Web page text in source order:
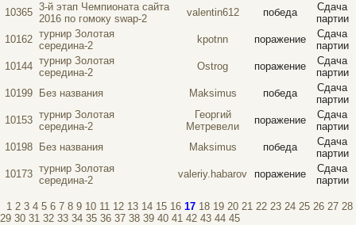
10365 3-й этап Чемпионата сайта
2016 по гомоку swap-2
valentin612 победа
Сдача
партии
10162 турнир Золотая
середина-2
kpotnn поражение
Сдача
партии
10144 турнир Золотая
середина-2
Ostrog поражение
Сдача
партии
10199
Без названия Maksimus победа
Сдача
партии
10153 турнир Золотая
середина-2
Георгий
Метревели
поражение
Сдача
партии
10198
Без названия Maksimus победа
Сдача
партии
10173 турнир Золотая
середина-2
valeriy.habarov поражение
Сдача
партии
1 2 3 4 5 6 7 8 9 10 11 12 13 14 15 16 17 18 19 20 21 22 23 24 25 26 27 28
29 30 31 32 33 34 35 36 37 38 39 40 41 42 43 44 45